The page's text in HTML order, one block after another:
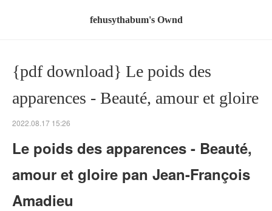
fehusythabum's Ownd
{pdf download} Le poids des
apparences - Beauté, amour et gloire
2022.08.17 15:26
Le poids des apparences - Beauté,
amour et gloire pan Jean-François
Amadieu